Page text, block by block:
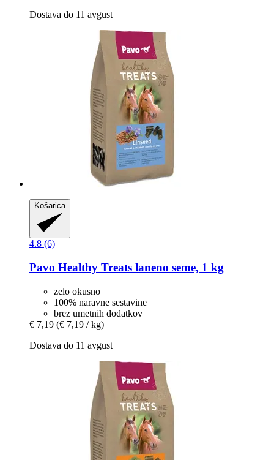
Dostava do 11 avgust
Košarica
4.8 (6)
Pavo Healthy Treats laneno seme, 1 kg
zelo okusno
100% naravne sestavine
brez umetnih dodatkov
€ 7,19 (€ 7,19 / kg)
Dostava do 11 avgust